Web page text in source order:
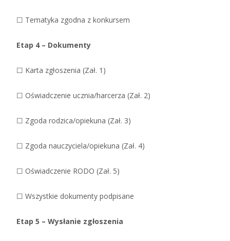
☐ Tematyka zgodna z konkursem
Etap 4 – Dokumenty
☐ Karta zgłoszenia (Zał. 1)
☐ Oświadczenie ucznia/harcerza (Zał. 2)
☐ Zgoda rodzica/opiekuna (Zał. 3)
☐ Zgoda nauczyciela/opiekuna (Zał. 4)
☐ Oświadczenie RODO (Zał. 5)
☐ Wszystkie dokumenty podpisane
Etap 5 – Wysłanie zgłoszenia